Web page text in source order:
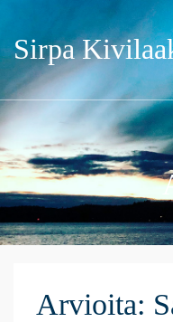
Sirpa
Arvioita: